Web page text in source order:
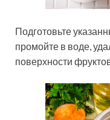
Подготовьте
промойте в воде,
поверхности